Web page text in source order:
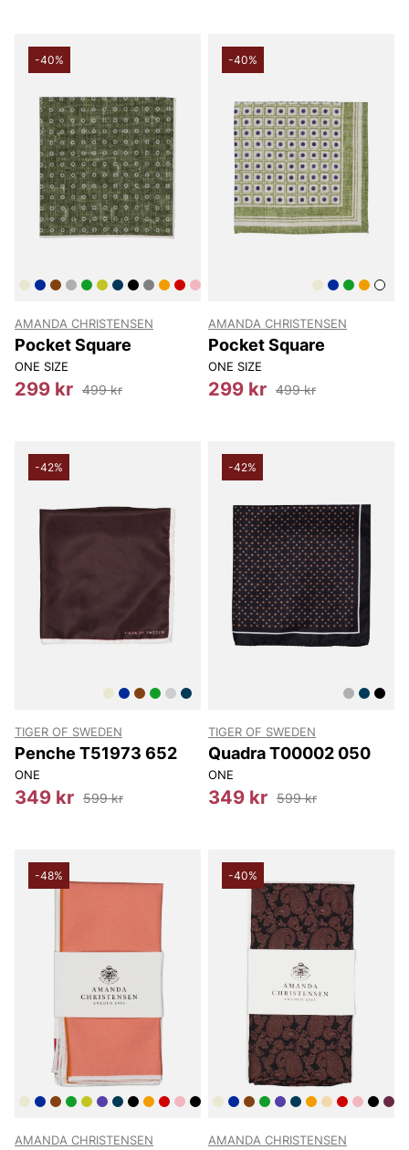
-40%
AMANDA CHRISTENSEN
Pocket Square
ONE SIZE
299 kr 499 kr
-40%
AMANDA CHRISTENSEN
Pocket Square
ONE SIZE
299 kr 499 kr
-42%
TIGER OF SWEDEN
Penche T51973 652
ONE
349 kr 599 kr
-42%
TIGER OF SWEDEN
Quadra T00002 050
ONE
349 kr 599 kr
-48%
AMANDA CHRISTENSEN
-40%
AMANDA CHRISTENSEN